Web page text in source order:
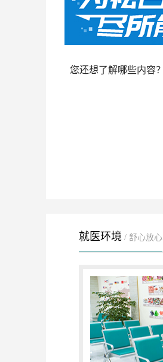
您还想了解哪些内容？
就医环境 / 舒心放心